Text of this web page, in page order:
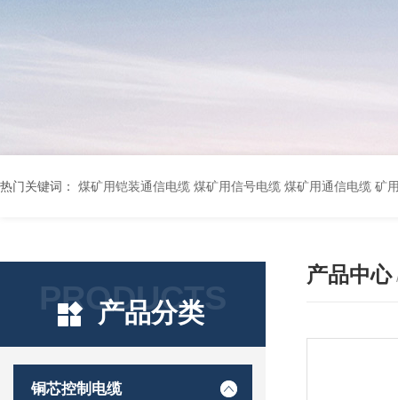
热门关键词： 煤矿用铠装通信电缆 煤矿用信号电缆 煤矿用通信电缆 矿用阻燃通信电缆 矿用监控电缆 矿用通信电缆 橡套软电缆YZ-3*1.5+1 YCW橡胶电缆3*10+1*6 船用橡套软电缆CEFR-3*2.5 煤矿用移动橡套软电缆MY3*4+1*4
PRODUCTS
产品分类
铜芯控制电缆
产品中心